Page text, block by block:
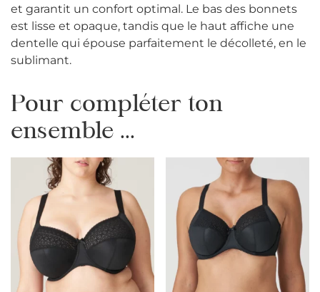
et garantit un confort optimal. Le bas des bonnets
est lisse et opaque, tandis que le haut affiche une
dentelle qui épouse parfaitement le décolleté, en le
sublimant.
Pour compléter ton
ensemble ...